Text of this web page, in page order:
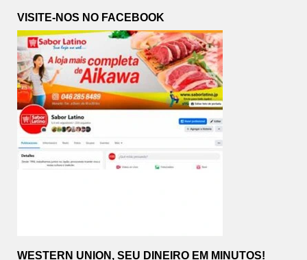
VISITE-NOS NO FACEBOOK
WESTERN UNION, SEU DINEIRO EM MINUTOS!